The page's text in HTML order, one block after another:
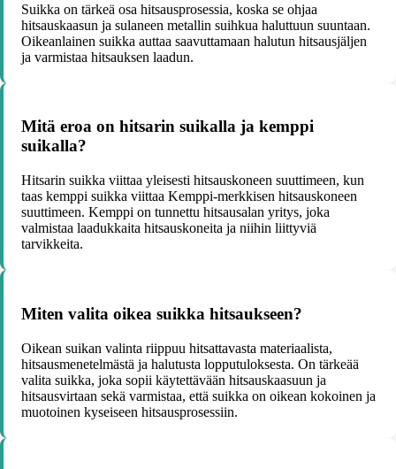
Suikka on tärkeä osa hitsausprosessia, koska se ohjaa
hitsauskaasun ja sulaneen metallin suihkua haluttuun suuntaan.
Oikeanlainen suikka auttaa saavuttamaan halutun hitsausjäljen
ja varmistaa hitsauksen laadun.
Mitä eroa on hitsarin suikalla ja kemppi
suikalla?
Hitsarin suikka viittaa yleisesti hitsauskoneen suuttimeen, kun
taas kemppi suikka viittaa Kemppi-merkkisen hitsauskoneen
suuttimeen. Kemppi on tunnettu hitsausalan yritys, joka
valmistaa laadukkaita hitsauskoneita ja niihin liittyviä
tarvikkeita.
Miten valita oikea suikka hitsaukseen?
Oikean suikan valinta riippuu hitsattavasta materiaalista,
hitsausmenetelmästä ja halutusta lopputuloksesta. On tärkeää
valita suikka, joka sopii käytettävään hitsauskaasuun ja
hitsausvirtaan sekä varmistaa, että suikka on oikean kokoinen ja
muotoinen kyseiseen hitsausprosessiin.